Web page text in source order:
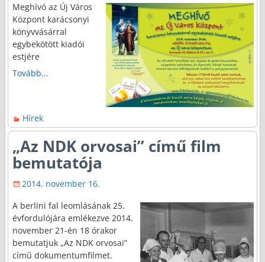
Meghívó az Új Város
Központ karácsonyi
könyvvásárral
egybekötött kiadói
estjére
Tovább...
Hírek
„Az NDK orvosai” című film
bemutatója
2014. november 16.
A berlini fal leomlásának 25.
évfordulójára emlékezve 2014.
november 21-én 18 órakor
bemutatjuk „Az NDK orvosai”
című dokumentumfilmet.